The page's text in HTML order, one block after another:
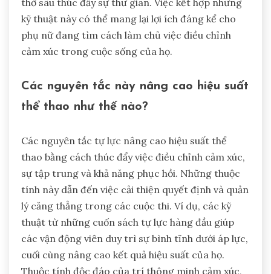
kỹ thuật này có thể mang lại lợi ích đáng kể cho
phụ nữ đang tìm cách làm chủ việc điều chỉnh
cảm xúc trong cuộc sống của họ.
Các nguyên tắc này nâng cao hiệu suất
thể thao như thế nào?
Các nguyên tắc tự lực nâng cao hiệu suất thể
thao bằng cách thúc đẩy việc điều chỉnh cảm xúc,
sự tập trung và khả năng phục hồi. Những thuộc
tính này dẫn đến việc cải thiện quyết định và quản
lý căng thẳng trong các cuộc thi. Ví dụ, các kỹ
thuật từ những cuốn sách tự lực hàng đầu giúp
các vận động viên duy trì sự bình tĩnh dưới áp lực,
cuối cùng nâng cao kết quả hiệu suất của họ.
Thuộc tính độc đáo của trí thông minh cảm xúc,